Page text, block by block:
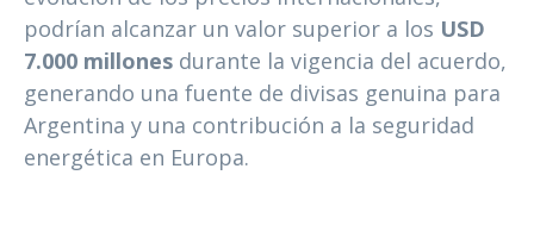
podrían alcanzar un valor superior a los USD
7.000 millones durante la vigencia del acuerdo,
generando una fuente de divisas genuina para
Argentina y una contribución a la seguridad
energética en Europa.